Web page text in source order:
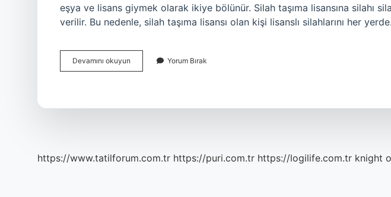
eşya ve lisans giymek olarak ikiye bölünür. Silah taşıma lisansına silahı
verilir. Bu nedenle, silah taşıma lisansı olan kişi lisanslı silahlarını her
Devamını okuyun
Ruhsatlı
Yorum Bırak
https://www.tatilforum.com.tr https://puri.com.tr https://logilife.com.tr knight